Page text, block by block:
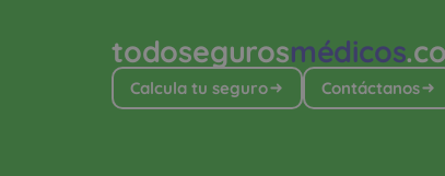
todosegurosmédicos
Calcula tu seguro Contáctanos